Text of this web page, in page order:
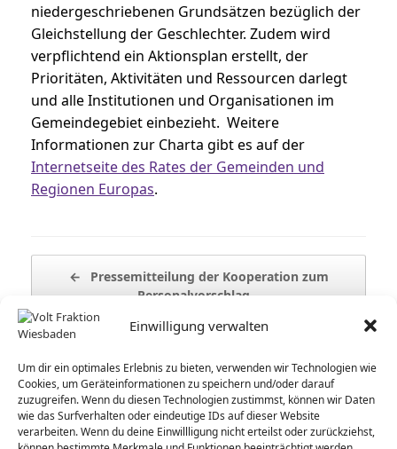
Einwilligung verwalten
Um dir ein optimales Erlebnis zu bieten, verwenden wir Technologien wie
Cookies, um Geräteinformationen zu speichern und/oder darauf
zuzugreifen. Wenn du diesen Technologien zustimmst, können wir Daten
wie das Surfverhalten oder eindeutige IDs auf dieser Website
verarbeiten. Wenn du deine Einwillligung nicht erteilst oder zurückziehst,
niedergeschriebenen Grundsätzen bezüglich der
Gleichstellung der Geschlechter. Zudem wird
verpflichtend ein Aktionsplan erstellt, der
Prioritäten, Aktivitäten und Ressourcen darlegt
und alle Institutionen und Organisationen im
Gemeindegebiet einbezieht. Weitere
Informationen zur Charta gibt es auf der
Internetseite des Rates der Gemeinden und
Regionen Europas.
←
Pressemitteilung der Kooperation zum
Personalvorschlag…
Geflüchtetenunterkünften in… →